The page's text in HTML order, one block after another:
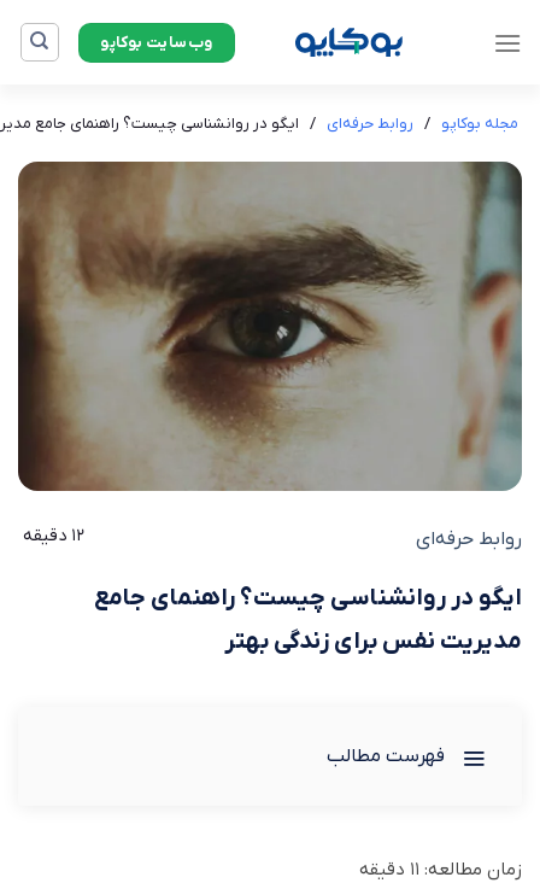
وب‌سایت بوکاپو
مجله بوکاپو / روابط حرفه‌ای / ایگو در روانشناسی چیست؟ راهنمای جامع
روابط حرفه‌ای 12 دقیقه
ایگو در روانشناسی چیست؟ راهنمای جامع
مدیریت نفس برای زندگی بهتر
فهرست مطالب
زمان مطالعه: 11 دقیقه